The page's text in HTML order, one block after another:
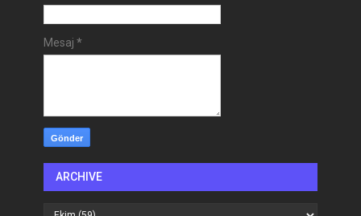
Mesaj *
ARCHIVE